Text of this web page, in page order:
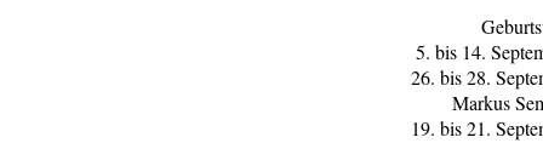
5. bis 14.
26. bis 28.
Markus
19. bis 21.